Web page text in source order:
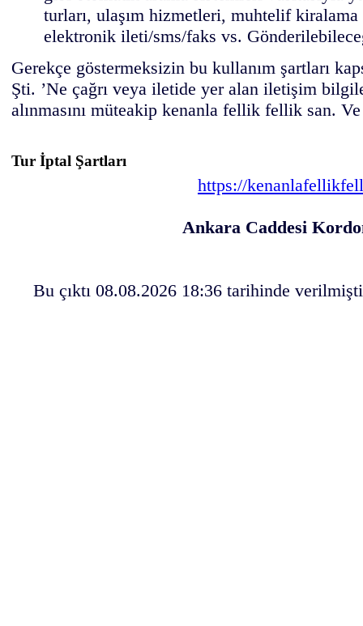
turları, ulaşım hizmetleri, muhtelif
elektronik ileti/sms/faks vs.
Gerekçe göstermeksizin bu kullanım şartları
Şti. ’Ne çağrı veya iletide yer alan iletişim
alınmasını müteakip kenanla fellik fellik san.
Tur İptal Şartları
https://
Ankara Caddesi
Bu çıktı 08.08.2026 18:36 tarihinde